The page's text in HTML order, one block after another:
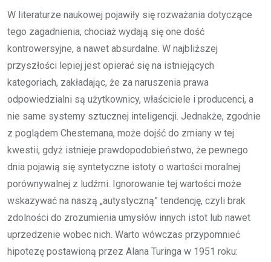
W literaturze naukowej pojawiły się rozważania dotyczące
tego zagadnienia, chociaż wydają się one dość
kontrowersyjne, a nawet absurdalne. W najbliższej
przyszłości lepiej jest opierać się na istniejących
kategoriach, zakładając, że za naruszenia prawa
odpowiedzialni są użytkownicy, właściciele i producenci, a
nie same systemy sztucznej inteligencji. Jednakże, zgodnie
z poglądem Chestemana, może dojść do zmiany w tej
kwestii, gdyż istnieje prawdopodobieństwo, że pewnego
dnia pojawią się syntetyczne istoty o wartości moralnej
porównywalnej z ludźmi. Ignorowanie tej wartości może
wskazywać na naszą „autystyczną” tendencję, czyli brak
zdolności do zrozumienia umysłów innych istot lub nawet
uprzedzenie wobec nich. Warto wówczas przypomnieć
hipotezę postawioną przez Alana Turinga w 1951 roku: